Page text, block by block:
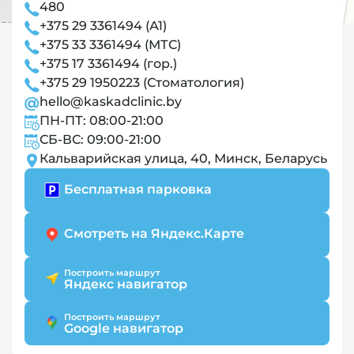
пылеотсосом, возможностью управления
креслом пациента, светильником и
гидроблоком с сенсорного пульта.
-
Гидроблокс контролем наполнения и
слива чаши плевательницы, управляемый от
блока врача или ассистента.
-Бестеневой светодиодный светильник
разными режимами освещенности.
480
+375 29 3361494 (А1)
+375 33 3361494 (МТС)
+375 17 3361494 (гор.)
+375 29 1950223 (Стоматология)
hello@kaskadclinic.by
ПН-ПТ: 08:00-21:00
СБ-ВС: 09:00-21:00
Кальварийская улица, 40, Минск, Беларусь
Бесплатная парковка
Смотреть на Яндекс.Карте
Построить маршрут
Яндекс навигатор
Построить маршрут
Google навигатор